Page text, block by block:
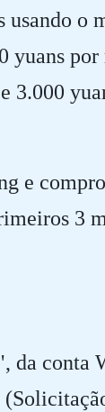
o
por
3.000
e
3
da conta